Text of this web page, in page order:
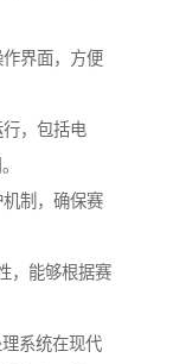
界面，方便
，包括电
制，确保赛
，能够根据赛
系统在现代